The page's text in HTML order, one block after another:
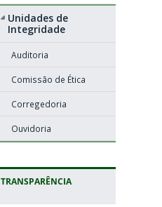
Unidades de
Integridade
Auditoria
Comissão de Ética
Corregedoria
Ouvidoria
TRANSPARÊNCIA